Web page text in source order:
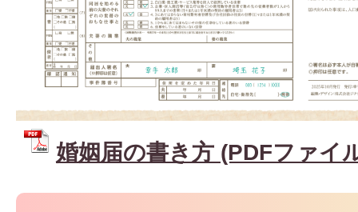
婚姻届の書き方 (PDFファイ